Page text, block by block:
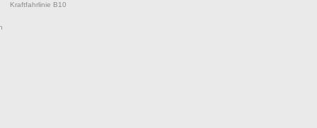
Kraftfahrlinie B10